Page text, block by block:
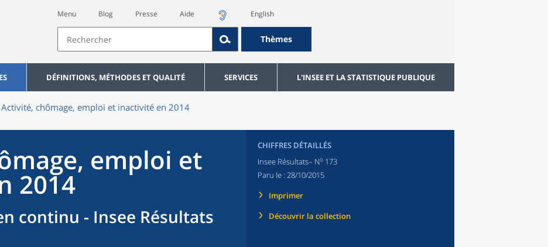
Menu Blog Presse Aide English
Thèmes
DÉFINITIONS, MÉTHODES ET QUALITÉ SERVICES L'INSEE ET LA STATISTIQUE PUBLIQUE
Activité, chômage, emploi et inactivité en 2014
emploi et
2014
continu - Insee Résultats
CHIFFRES DÉTAILLÉS
Insee Résultats– No 173
Paru le : 28/10/2015
Imprimer
Découvrir la collection